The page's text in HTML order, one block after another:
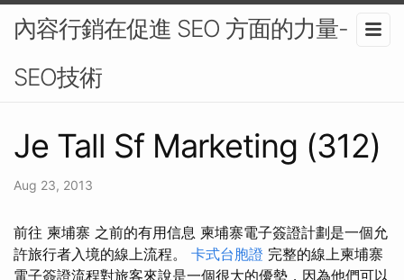
內容行銷在促進 SEO 方面的力量-
SEO技術
Je Tall Sf Marketing (312)
Aug 23, 2013
前往 柬埔寨 之前的有用信息 柬埔寨電子簽證計劃是一個允
許旅行者入境的線上流程。 卡式台胞證 完整的線上柬埔寨
電子簽證流程對旅客來說是一個很大的優勢，因為他們可以